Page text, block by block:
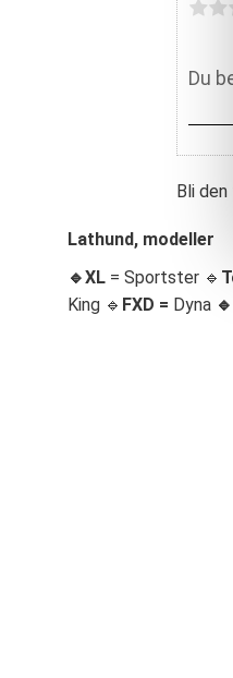
Bli
Lathund, modeller
🔹XL = Sportster 🔹
King 🔹 FXD = Dyna 🔹